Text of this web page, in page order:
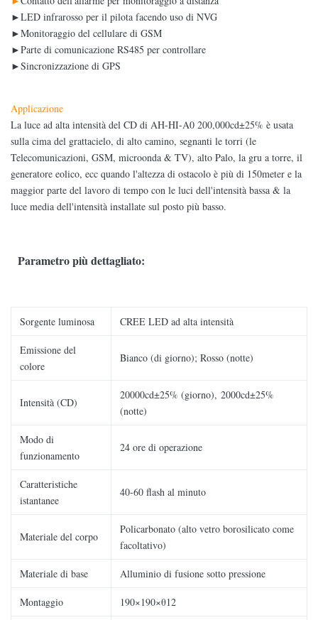
►LED infrarosso per il pilota facendo uso di NVG
►Monitoraggio del cellulare di GSM
►Parte di comunicazione RS485 per controllare
►Sincronizzazione di GPS
Applicazione
La luce ad alta intensità del CD di AH-HI-A0 200,000cd±25% è usata
sulla cima del grattacielo, di alto camino, segnanti le torri (le
Telecomunicazioni, GSM, microonda & TV), alto Palo, la gru a torre, il
generatore eolico, ecc quando l'altezza di ostacolo è più di 150meter e la
maggior parte del lavoro di tempo con le luci dell'intensità bassa & la
luce media dell'intensità installate sul posto più basso.
Parametro più dettagliato:
Sorgente luminosa CREE LED ad alta intensità
Emissione del
colore
Bianco (di giorno); Rosso (notte)
Intensità (CD)
20000cd±25% (giorno), 2000cd±25%
(notte)
Modo di
funzionamento
24 ore di operazione
Caratteristiche
istantanee
40-60 flash al minuto
Materiale del corpo
Policarbonato (alto vetro borosilicato come
facoltativo)
Materiale di base Alluminio di fusione sotto pressione
Montaggio 190×190×θ12